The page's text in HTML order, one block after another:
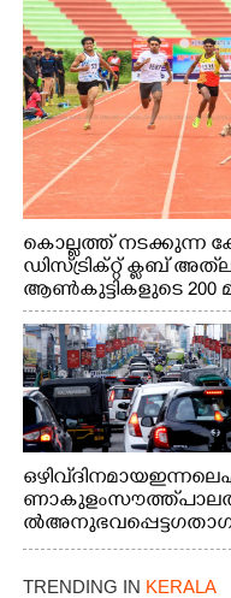
കൊല്ലത്ത് നടക്കുന്ന
ഡിസ്ട്രിക്റ്റ് ക്ലബ്
ആൺകുട്ടികളുടെ 200
മത്സരത്തിനിടെ
നായകൾ.
ഒഴിവ് ദിനമായ ഇന്നലെ
ണാകുളം സൗത്ത്
ൽ അനുഭവപ്പെട്ട
ക്കുരുക്ക്
TRENDING IN KERALA